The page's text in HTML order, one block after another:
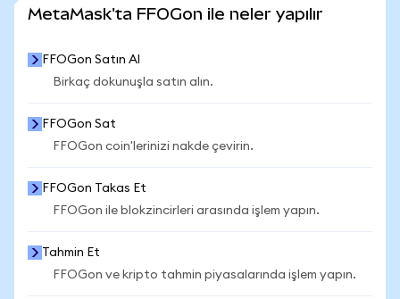
MetaMask'ta FFOGon ile neler yapılır
FFOGon Satın Al
Birkaç dokunuşla satın alın.
FFOGon Sat
FFOGon coin'lerinizi nakde çevirin.
FFOGon Takas Et
FFOGon ile blokzincirleri arasında işlem yapın.
Tahmin Et
FFOGon ve kripto tahmin piyasalarında işlem yapın.